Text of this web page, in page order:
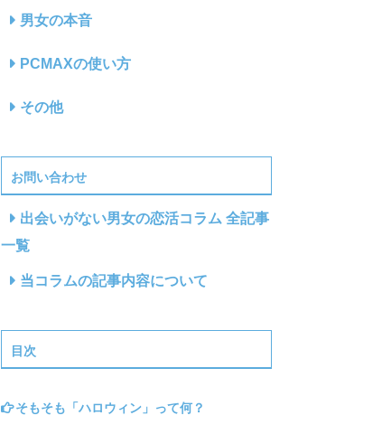
男女の本音
PCMAXの使い方
その他
お問い合わせ
出会いがない男女の恋活コラム 全記事
一覧
当コラムの記事内容について
目次
そもそも「ハロウィン」って何？